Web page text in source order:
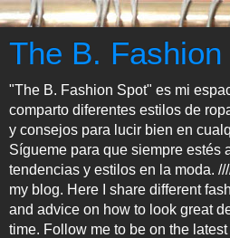
The B. Fashion
"The B. Fashion Spot" es mi
comparto diferentes estilos de
y consejos para lucir bien en
Sígueme para que siempre estés
tendencias y estilos en la moda.
my blog. Here I share different
and advice on how to look great
time. Follow me to be on the